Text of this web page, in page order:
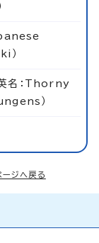
）
名：Thorny
）
ージへ戻る